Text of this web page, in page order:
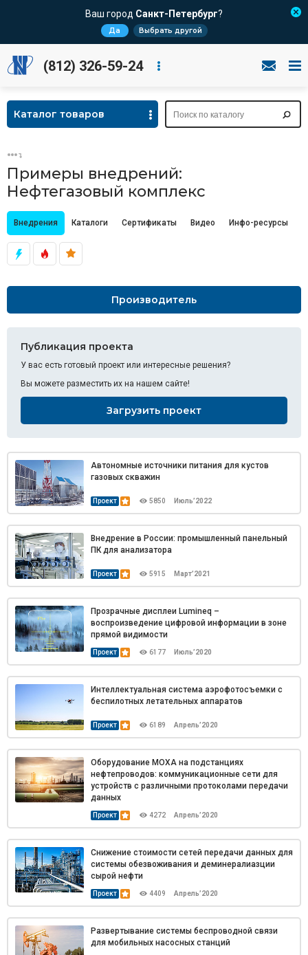
Ваш город Санкт-Петербург?
Да Выбрать другой
(812) 326-59-24
Каталог товаров
Примеры внедрений:
Нефтегазовый комплекс
Внедрения Каталоги Сертификаты Видео Инфо-ресурсы
Производитель
Публикация проекта
У вас есть готовый проект или интересные решения?
Вы можете разместить их на нашем сайте!
Загрузить проект
Проект 5850 Июль’2022
Автономные источники питания для кустов
газовых скважин
Проект 5915 Март’2021
Внедрение в России: промышленный панельный
ПК для анализатора
Проект 6177 Июль’2020
Прозрачные дисплеи Lumineq –
воспроизведение цифровой информации в зоне
прямой видимости
Проект 6189 Апрель’2020
Интеллектуальная система аэрофотосъемки с
беспилотных летательных аппаратов
Проект 4272 Апрель’2020
Оборудование MOXA на подстанциях
нефтепроводов: коммуникационные сети для
устройств с различными протоколами передачи
данных
Проект 4409 Апрель’2020
Снижение стоимости сетей передачи данных для
системы обезвоживания и деминералиазции
сырой нефти
Развертывание системы беспроводной связи
для мобильных насосных станций